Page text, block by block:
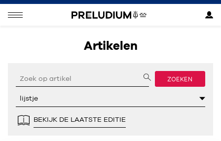
Artikelen
ZOEKEN
BEKIJK DE LAATSTE EDITIE